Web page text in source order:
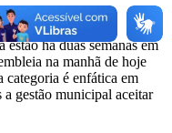
há duas semanas em
na manhã de hoje
categoria é enfática em
a gestão municipal aceitar